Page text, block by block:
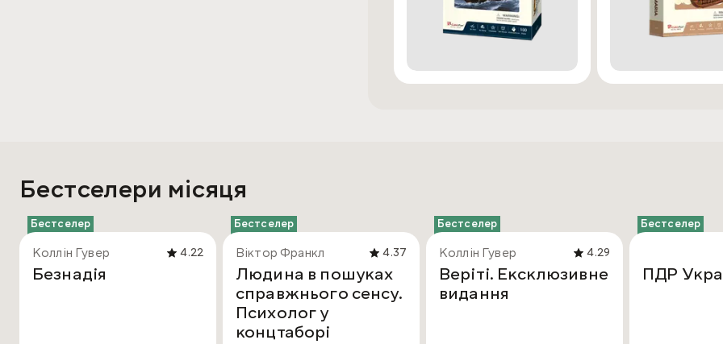
Бестселери місяця
Бестселер
Коллін Гувер 4.22
Безнадія
Бестселер
Віктор Франкл 4.37
Людина в пошуках
справжнього сенсу.
Психолог у
концтаборі
Бестселер
Коллін Гувер 4.29
Веріті. Ексклюзивне
видання
Бестселер
ПДР